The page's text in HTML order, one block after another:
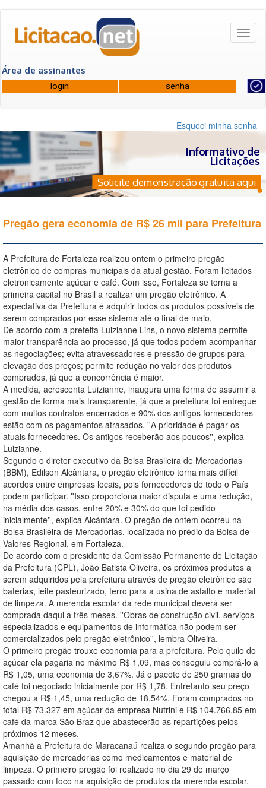
Área de assinantes
Esqueci minha senha
Informativo de
Licitações
Solicite demonstração gratuita aqui
Pregão gera economia de R$ 26 mil para Prefeitura
A Prefeitura de Fortaleza realizou ontem o primeiro pregão
eletrônico de compras municipais da atual gestão. Foram licitados
eletronicamente açúcar e café. Com isso, Fortaleza se torna a
primeira capital no Brasil a realizar um pregão eletrônico. A
expectativa da Prefeitura é adquirir todos os produtos possíveis de
serem comprados por esse sistema até o final de maio.
De acordo com a prefeita Luizianne Lins, o novo sistema permite
maior transparência ao processo, já que todos podem acompanhar
as negociações; evita atravessadores e pressão de grupos para
elevação dos preços; permite redução no valor dos produtos
comprados, já que a concorrência é maior.
A medida, acrescenta Luizianne, inaugura uma forma de assumir a
gestão de forma mais transparente, já que a prefeitura foi entregue
com muitos contratos encerrados e 90% dos antigos fornecedores
estão com os pagamentos atrasados. ''A prioridade é pagar os
atuais fornecedores. Os antigos receberão aos poucos'', explica
Luizianne.
Segundo o diretor executivo da Bolsa Brasileira de Mercadorias
(BBM), Edilson Alcântara, o pregão eletrônico torna mais difícil
acordos entre empresas locais, pois fornecedores de todo o País
podem participar. ''Isso proporciona maior disputa e uma redução,
na média dos casos, entre 20% e 30% do que foi pedido
inicialmente'', explica Alcântara. O pregão de ontem ocorreu na
Bolsa Brasileira de Mercadorias, localizada no prédio da Bolsa de
Valores Regional, em Fortaleza.
De acordo com o presidente da Comissão Permanente de Licitação
da Prefeitura (CPL), João Batista Oliveira, os próximos produtos a
serem adquiridos pela prefeitura através de pregão eletrônico são
baterias, leite pasteurizado, ferro para a usina de asfalto e material
de limpeza. A merenda escolar da rede municipal deverá ser
comprada daqui a três meses. ''Obras de construção civil, serviços
especializados e equipamentos de informática não podem ser
comercializados pelo pregão eletrônico'', lembra Oliveira.
O primeiro pregão trouxe economia para a prefeitura. Pelo quilo do
açúcar ela pagaria no máximo R$ 1,09, mas conseguiu comprá-lo a
R$ 1,05, uma economia de 3,67%. Já o pacote de 250 gramas do
café foi negociado inicialmente por R$ 1,78. Entretanto seu preço
chegou a R$ 1,45, uma redução de 18,54%. Foram comprados no
total R$ 73.327 em açúcar da empresa Nutrini e R$ 104.766,85 em
café da marca São Braz que abastecerão as repartições pelos
próximos 12 meses.
Amanhã a Prefeitura de Maracanaú realiza o segundo pregão para
aquisição de mercadorias como medicamentos e material de
limpeza. O primeiro pregão foi realizado no dia 29 de março
passado com foco na aquisição de produtos da merenda escolar.